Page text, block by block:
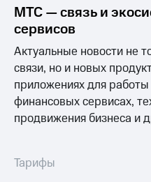
МТС
о технологиях
Достижения
Интервью
Финансовая
МТС — связь и
сервисов
Актуальные новости не
связи, но и новых
приложениях для
финансовых сервисах,
продвижения бизнеса и
Тарифы